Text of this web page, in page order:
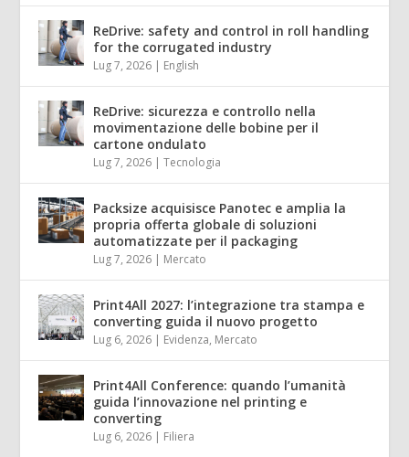
ReDrive: safety and control in roll handling
for the corrugated industry
Lug 7, 2026 | English
ReDrive: sicurezza e controllo nella
movimentazione delle bobine per il
cartone ondulato
Lug 7, 2026 |Tecnologia
Packsize acquisisce Panotec e amplia la
propria offerta globale di soluzioni
automatizzate per il packaging
Lug 7, 2026 | Mercato
Print4All 2027: l’integrazione tra stampa e
converting guida il nuovo progetto
Lug 6, 2026 | Evidenza, Mercato
Print4All Conference: quando l’umanità
guida l’innovazione nel printing e
converting
Lug 6, 2026 | Filiera